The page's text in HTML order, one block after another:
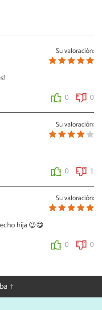
Su valoración:
0 0
Su valoración:
0 1
Su valoración:
hija 😉😋
0 0
↑